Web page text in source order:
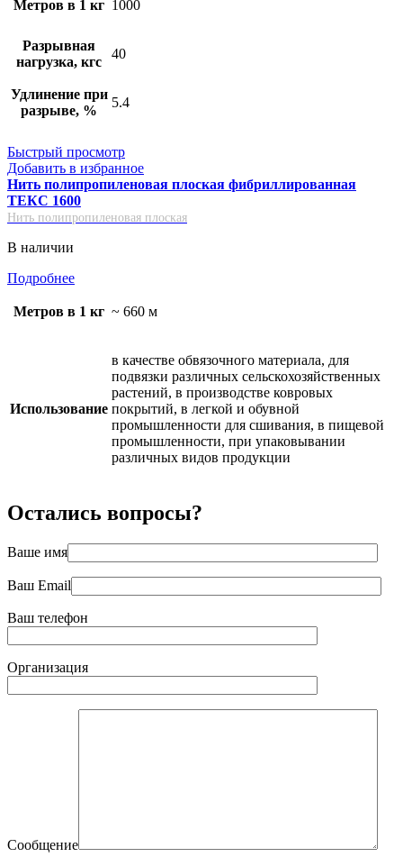
Метров в 1 кг 1000
Разрывная
нагрузка, кгс
40
Удлинение при
разрыве, %
5.4
Быстрый просмотр
Добавить в избранное
Нить полипропиленовая плоская фибриллированная
ТЕКС 1600
Нить полипропиленовая плоская
В наличии
Подробнее
Метров в 1 кг ~ 660 м
Использование
в качестве обвязочного материала, для
подвязки различных сельскохозяйственных
растений, в производстве ковровых
покрытий, в легкой и обувной
промышленности для сшивания, в пищевой
промышленности, при упаковывании
различных видов продукции
Остались вопросы?
Ваше имя
Ваш Email
Ваш телефон
Организация
Сообщение